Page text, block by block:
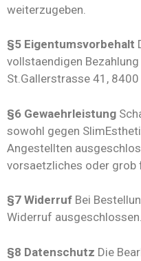
weiterzugeben.
§5 Eigentumsvorbehalt
vollstaendigen
St.Gallerstrasse 41,
§6 Gewaehrleistung
sowohl gegen
Angestellten
vorsaetzliches oder grob
§7 Widerruf Bei
Widerruf ausgeschlossen.
§8 Datenschutz Die